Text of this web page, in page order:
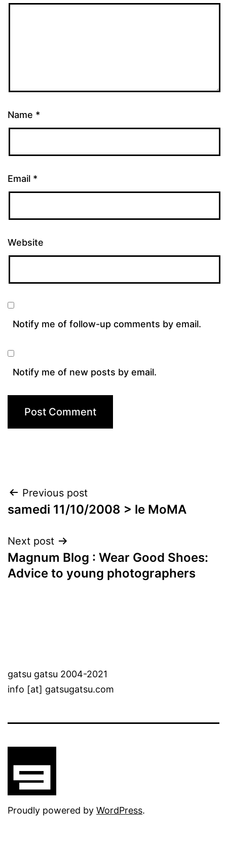
Name *
Email *
Website
Notify me of follow-up comments by email.
Notify me of new posts by email.
Post
navigation
Previous post
samedi 11/10/2008 > le MoMA
Next post
Magnum Blog : Wear Good Shoes:
Advice to young photographers
gatsu gatsu 2004-2021
info [at] gatsugatsu.com
Proudly powered by WordPress.